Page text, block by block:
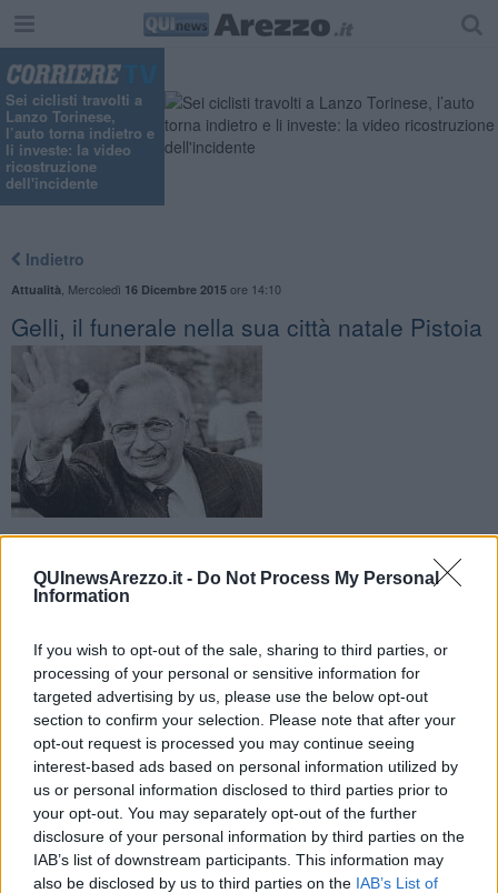
QUInewsArezzo.it - Do Not Process My Personal
Information
If you wish to opt-out of the sale, sharing to third parties, or
processing of your personal or sensitive information for
targeted advertising by us, please use the below opt-out
section to confirm your selection. Please note that after your
opt-out request is processed you may continue seeing
interest-based ads based on personal information utilized by
us or personal information disclosed to third parties prior to
your opt-out. You may separately opt-out of the further
disclosure of your personal information by third parties on the
IAB’s list of downstream participants. This information may
also be disclosed by us to third parties on the IAB’s List of
Sei ciclisti travolti a
Lanzo Torinese,
l’auto torna indietro e
li investe: la video
ricostruzione
dell'incidente
Indietro
Attualità Mercoledì 16 Dicembre 2015ore 14:10
Gelli, il funerale nella sua città natale Pistoia
La salma dell'ex maestro venerabile della Loggia P2 è stata
esposta poco dopo le 10, nella sede della Misericordia in via
Garibaldi
AREZZO —Gelli sarà tumulato nella cappella di famiglianel
cimitero monumentale della Misericordia di Pistoia, dove già riposa
prima moglie, Wanda.
In anni recenti, Gelli si era risposatocon Gabriella Vasile,al
capezzale al momento del decesso. Gelli era molto legato a
Pistoia: all'Archivio di Stato della sua città natale aveva donato una
gran quantità di suoi documenti privati.